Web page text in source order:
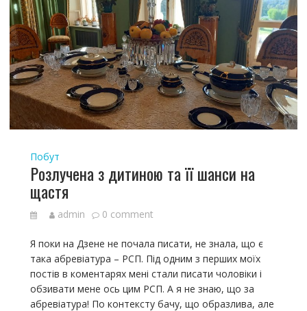
Побут
Розлучена з дитиною та її шанси на
щастя
admin 0 comment
Я поки на Дзене не почала писати, не знала, що є
така абревіатура – РСП. Під одним з перших моїх
постів в коментарях мені стали писати чоловіки і
обзивати мене ось цим РСП. А я не знаю, що за
абревіатура! По контексту бачу, що образлива, але